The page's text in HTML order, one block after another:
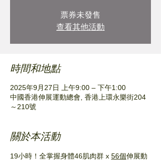
票券未發售
查看其他活動
時間和地點
2025年9月27日 上午9:00 – 下午1:00
中國香港伸展運動總會, 香港上環永樂街204
～210號
關於本活動
19小時！全掌握身體46肌肉群 x 56個伸展動